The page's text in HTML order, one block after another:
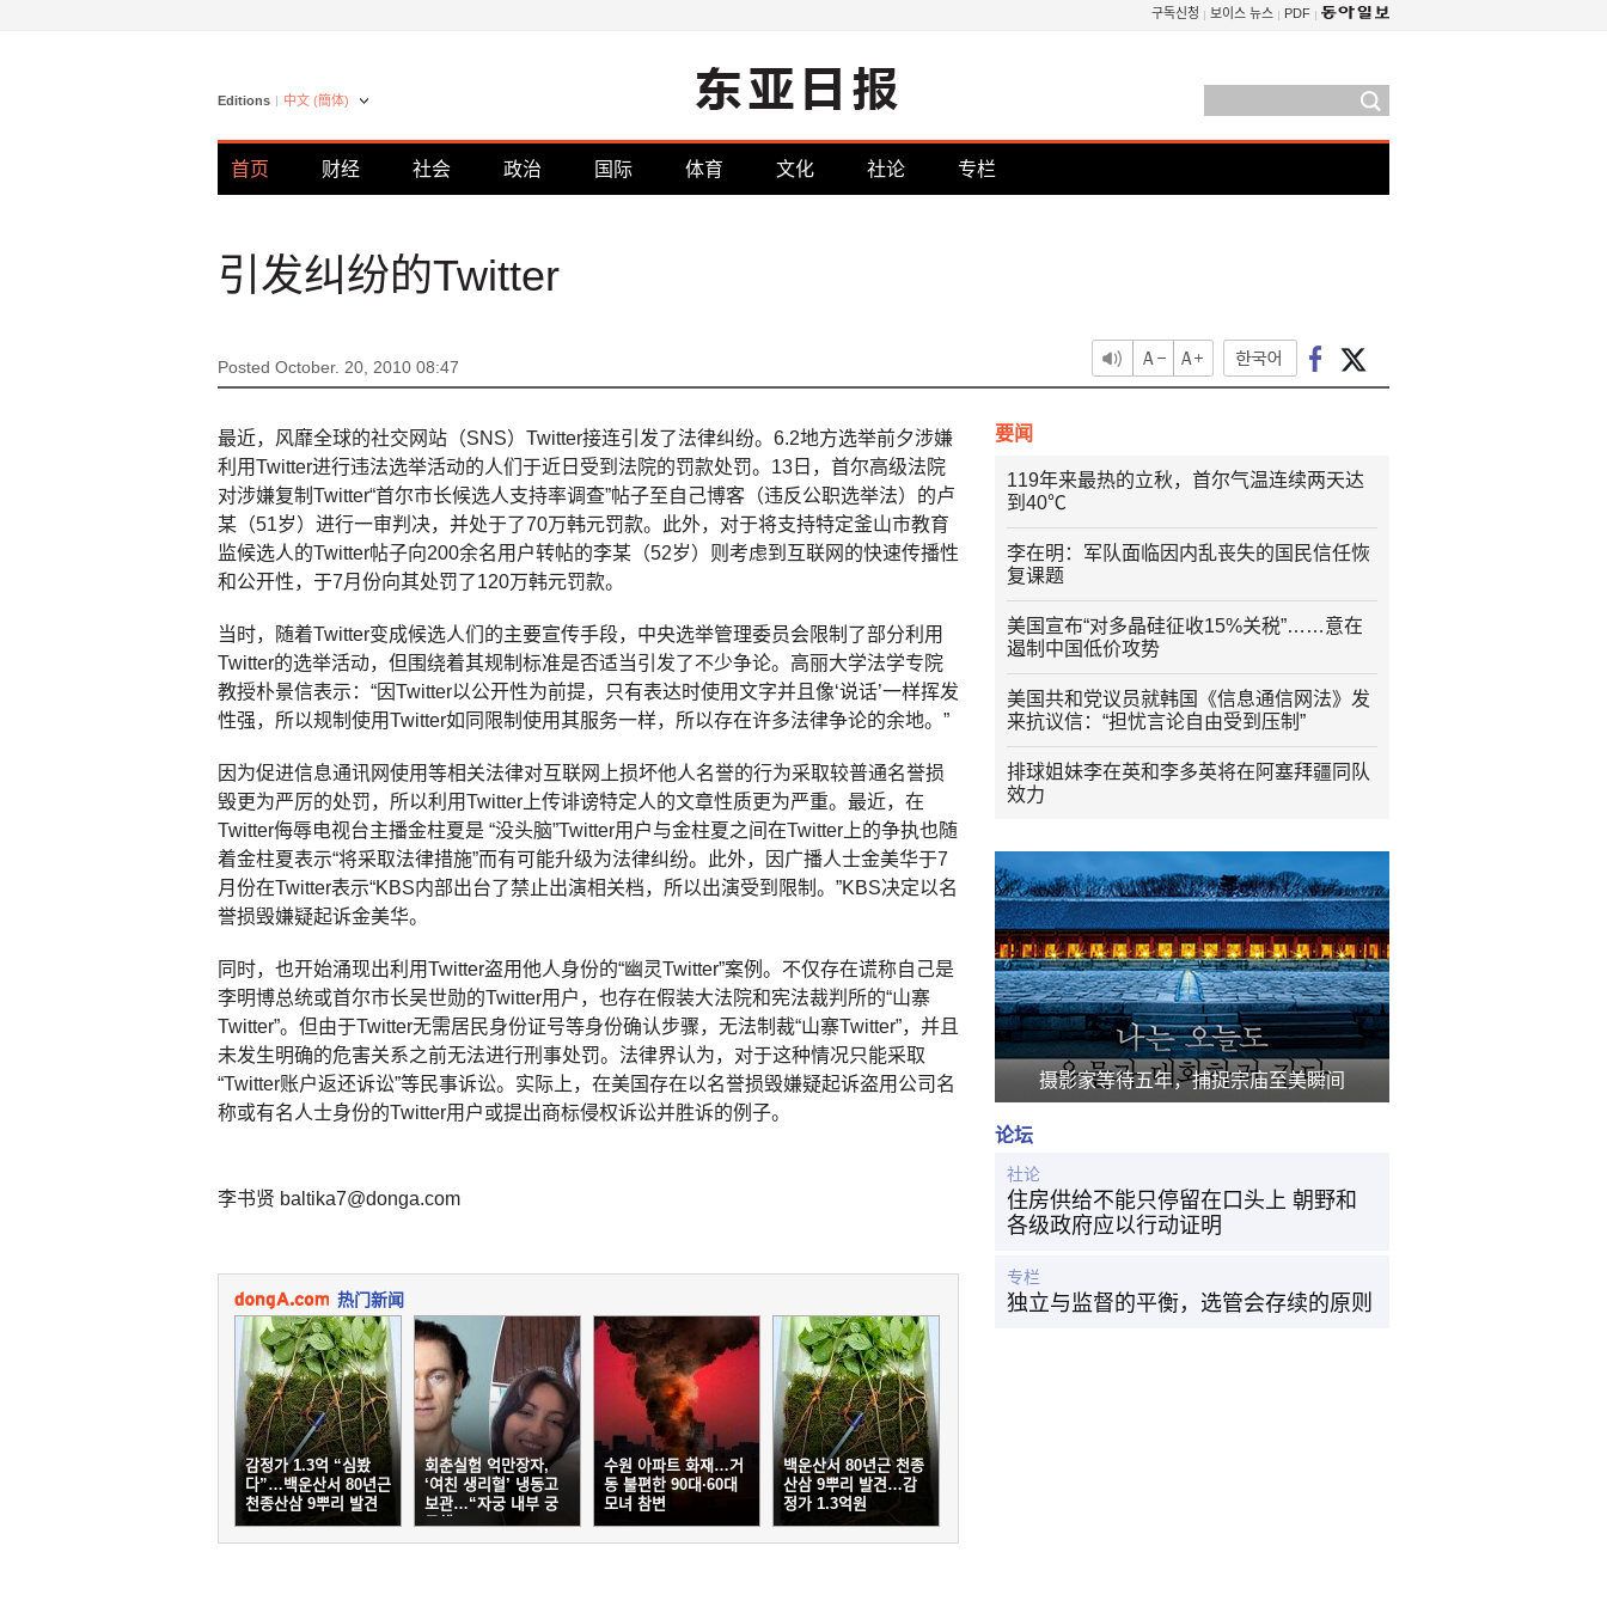
구독신청 보이스 뉴스 PDF
Editions 中文 (簡体)
首页 财经 社会 政治 国际 体育 文化 社论 专栏
引发纠纷的Twitter
Posted October. 20, 2010 08:47
最近，风靡全球的社交网站（SNS）Twitter接连引发了法律纠纷。6.2地方选举前夕涉嫌
利用Twitter进行违法选举活动的人们于近日受到法院的罚款处罚。13日，首尔高级法院
对涉嫌复制Twitter“首尔市长候选人支持率调查”帖子至自己博客（违反公职选举法）的卢
某（51岁）进行一审判决，并处于了70万韩元罚款。此外，对于将支持特定釜山市教育
监候选人的Twitter帖子向200余名用户转帖的李某（52岁）则考虑到互联网的快速传播性
和公开性，于7月份向其处罚了120万韩元罚款。
当时，随着Twitter变成候选人们的主要宣传手段，中央选举管理委员会限制了部分利用
Twitter的选举活动，但围绕着其规制标准是否适当引发了不少争论。高丽大学法学专院
教授朴景信表示：“因Twitter以公开性为前提，只有表达时使用文字并且像‘说话’一样挥发
性强，所以规制使用Twitter如同限制使用其服务一样，所以存在许多法律争论的余地。”
因为促进信息通讯网使用等相关法律对互联网上损坏他人名誉的行为采取较普通名誉损
毁更为严厉的处罚，所以利用Twitter上传诽谤特定人的文章性质更为严重。最近，在
Twitter侮辱电视台主播金柱夏是 “没头脑”Twitter用户与金柱夏之间在Twitter上的争执也随
着金柱夏表示“将采取法律措施”而有可能升级为法律纠纷。此外，因广播人士金美华于7
月份在Twitter表示“KBS内部出台了禁止出演相关档，所以出演受到限制。”KBS决定以名
誉损毁嫌疑起诉金美华。
同时，也开始涌现出利用Twitter盗用他人身份的“幽灵Twitter”案例。不仅存在谎称自己是
李明博总统或首尔市长吴世勋的Twitter用户，也存在假装大法院和宪法裁判所的“山寨
Twitter”。但由于Twitter无需居民身份证号等身份确认步骤，无法制裁“山寨Twitter”，并且
未发生明确的危害关系之前无法进行刑事处罚。法律界认为，对于这种情况只能采取
“Twitter账户返还诉讼”等民事诉讼。实际上，在美国存在以名誉损毁嫌疑起诉盗用公司名
称或有名人士身份的Twitter用户或提出商标侵权诉讼并胜诉的例子。
李书贤 baltika7@donga.com
热门新闻
감정가 1.3억 “심봤
다”…백운산서 80년근
천종산삼 9뿌리 발견
회춘실험 억만장자,
‘여친 생리혈’ 냉동고
보관…“자궁 내부 궁
금해”
수원 아파트 화재…거
동 불편한 90대·60대
모녀 참변
백운산서 80년근 천종
산삼 9뿌리 발견…감
정가 1.3억원
要闻
119年来最热的立秋，首尔气温连续两天达
到40℃
李在明：军队面临因内乱丧失的国民信任恢
复课题
美国宣布“对多晶硅征收15%关税”……意在
遏制中国低价攻势
美国共和党议员就韩国《信息通信网法》发
来抗议信：“担忧言论自由受到压制”
排球姐妹李在英和李多英将在阿塞拜疆同队
效力
摄影家等待五年，捕捉宗庙至美瞬间
论坛
社论
住房供给不能只停留在口头上 朝野和
各级政府应以行动证明
专栏
独立与监督的平衡，选管会存续的原则